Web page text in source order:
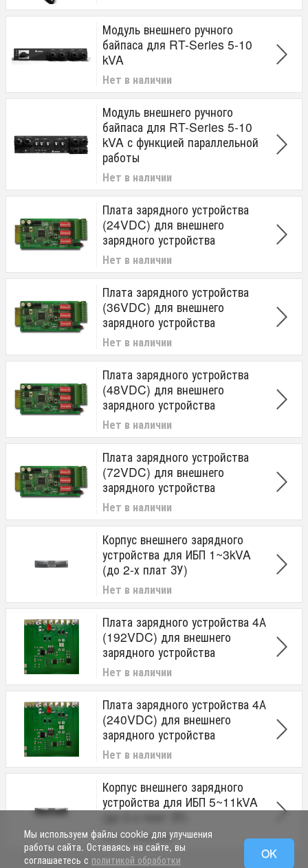
Модуль внешнего ручного
байпаса для RT-Series 5-10
kVA
Нет в наличии
Модуль внешнего ручного
байпаса для RT-Series 5-10
kVA с функцией параллельной
работы
Нет в наличии
Плата зарядного устройства
(24VDC) для внешнего
зарядного устройства
Нет в наличии
Плата зарядного устройства
(36VDC) для внешнего
зарядного устройства
Нет в наличии
Плата зарядного устройства
(48VDC) для внешнего
зарядного устройства
Нет в наличии
Плата зарядного устройства
(72VDC) для внешнего
зарядного устройства
Нет в наличии
Корпус внешнего зарядного
устройства для ИБП 1~3kVA
(до 2-х плат ЗУ)
Нет в наличии
Плата зарядного устройства 4А
(192VDC) для внешнего
зарядного устройства
Нет в наличии
Плата зарядного устройства 4А
(240VDC) для внешнего
зарядного устройства
Нет в наличии
Корпус внешнего зарядного
устройства для ИБП 5~11kVA
Нет в наличии
Мы используем файлы cookie для улучшения
работы сайта. Оставаясь на сайте, вы
соглашаетесь с политикой обработки
OK